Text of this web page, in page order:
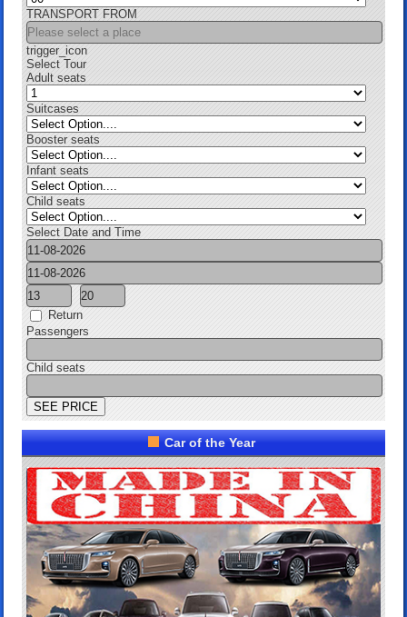
TRANSPORT FROM
trigger_icon
Select Tour
Adult seats
Suitcases
Booster seats
Infant seats
Child seats
Select Date and Time
Return
Passengers
Child seats
Car of the Year